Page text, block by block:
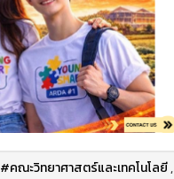
#คณะวิทยาศาสตร์และเทคโนโลยี,